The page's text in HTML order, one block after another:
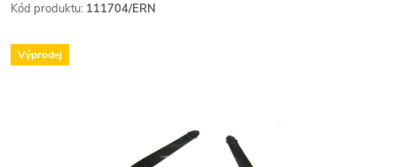
Kód produktu: 111704/ERN
Výprodej